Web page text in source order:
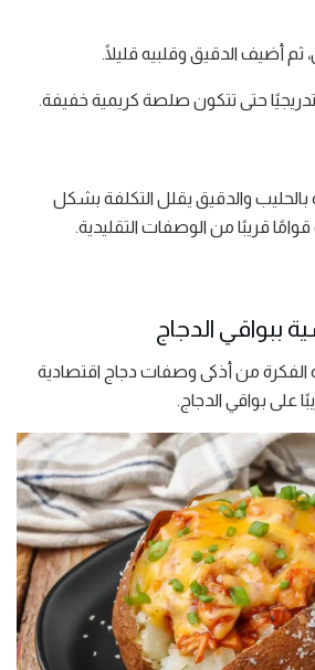
أضيف الدقيق وقلبيه قليلًا.
حتى تتكون صلصة كريمية خفيفة.
بالحليب والدقيق يقلل التكلفة بشكل
قريبًا من الوصفات التقليدية.
الفكرة من أذكى وصفات دجاج اقتصادية
على بواقي الدجاج.